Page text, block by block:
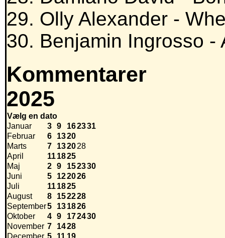
29. Olly Alexander -
30. Benjamin Ingrosso -
Kommentarer
2025
Vælg en dato
Januar
3 9 162331
Februar
6 1320
Marts
7 132028
April
111825
Maj
2 9 152330
Juni
5 122026
Juli
111825
August
8 152228
September5 131826
Oktober
4 9 172430
November 7 1428
December 5 11 19